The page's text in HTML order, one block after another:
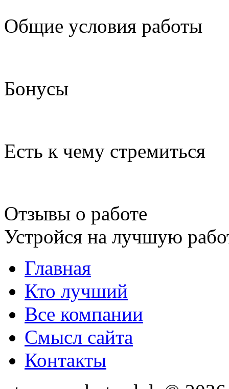
Общие условия работы
Бонусы
Есть к чему стремиться
Отзывы о работе
Устройся на лучшую
Главная
Кто лучший
Все компании
Смысл сайта
Контакты